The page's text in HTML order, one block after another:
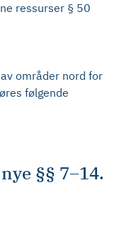
ressurser § 50
områder nord for
følgende
§§ 7–14.